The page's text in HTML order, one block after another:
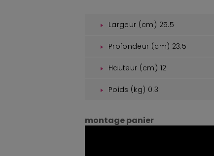
Largeur (cm) 25.5
Profondeur (cm) 23.5
Hauteur (cm) 12
Poids (kg) 0.3
montage panier